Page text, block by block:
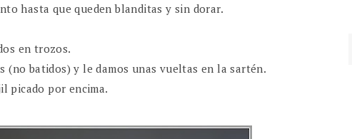
hasta que queden blanditas y sin dorar.
en trozos.
(no batidos) y le damos unas vueltas en la sartén.
picado por encima.